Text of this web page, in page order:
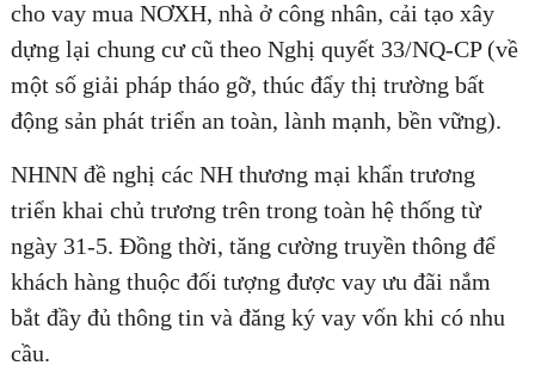
cho vay mua NƠXH, nhà ở công nhân, cải tạo xây
dựng lại chung cư cũ theo Nghị quyết 33/NQ-CP (về
một số giải pháp tháo gỡ, thúc đẩy thị trường bất
động sản phát triển an toàn, lành mạnh, bền vững).
NHNN đề nghị các NH thương mại khẩn trương
triển khai chủ trương trên trong toàn hệ thống từ
ngày 31-5. Đồng thời, tăng cường truyền thông để
khách hàng thuộc đối tượng được vay ưu đãi nắm
bắt đầy đủ thông tin và đăng ký vay vốn khi có nhu
cầu.
ĐĂNG KÝ TƯ VẤN MIỄN PHÍ